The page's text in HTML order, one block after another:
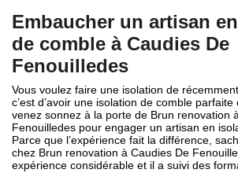
Embaucher un artisan
de comble à Caudies De
Fenouilledes
Vous voulez faire une isolation de
c’est d’avoir une isolation de comble parfaite
venez sonnez à la porte de Brun renovation
Fenouilledes pour engager un artisan en
Parce que l’expérience fait la différence,
chez Brun renovation à Caudies De
expérience considérable et il a suivi des